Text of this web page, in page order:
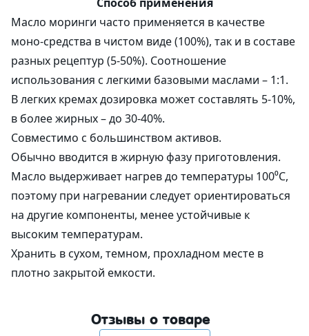
Масло моринги часто применяется в качестве
моно-средства в чистом виде (100%), так и в составе
разных рецептур (5-50%). Соотношение
использования с легкими базовыми маслами – 1:1.
В легких кремах дозировка может составлять 5-10%,
в более жирных – до 30-40%.
Совместимо с большинством активов.
Обычно вводится в жирную фазу приготовления.
Масло выдерживает нагрев до температуры 100⁰С,
поэтому при нагревании следует ориентироваться
на другие компоненты, менее устойчивые к
высоким температурам.
Хранить в сухом, темном, прохладном месте в
плотно закрытой емкости.
Отзывы о товаре